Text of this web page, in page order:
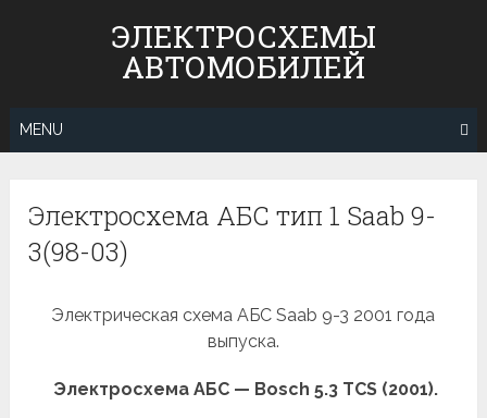
ЭЛЕКТРОСХЕМЫ
АВТОМОБИЛЕЙ
MENU
Электросхема АБС тип 1 Saab 9-
3(98-03)
Электрическая схема АБС Saab 9-3 2001 года
выпуска.
Электросхема АБС — Bosch 5.3 TCS (2001).